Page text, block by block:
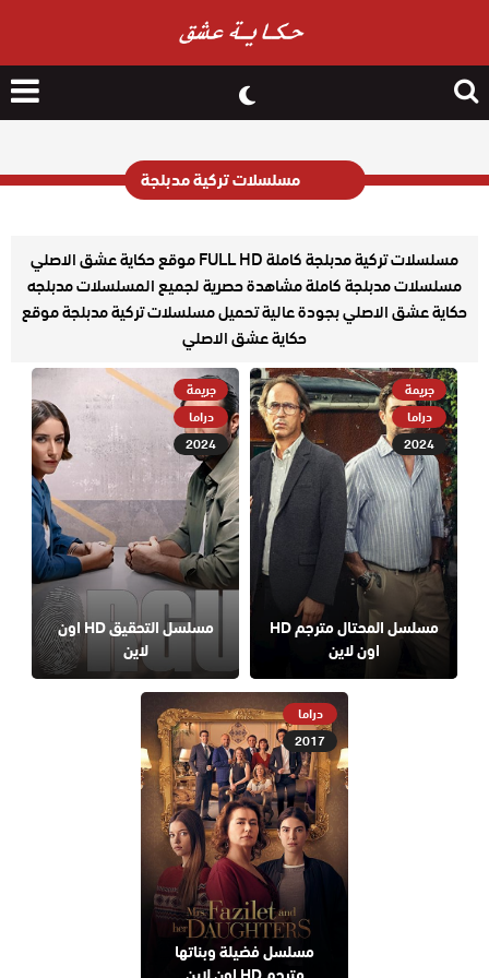
Search
مسلسلات تركية مدبلجة
مسلسلات تركية مدبلجة كاملة FULL HD موقع حكاية عشق الاصلي
مسلسلات مدبلجة كاملة مشاهدة حصرية لجميع المسلسلات مدبلجه
حكاية عشق الاصلي بجودة عالية تحميل مسلسلات تركية مدبلجة موقع
حكاية عشق الاصلي
مسلسل المحتال مترجم HD
اون لاين
جريمة
دراما
2024
مسلسل التحقيق HD اون
لاين
جريمة
دراما
2024
مسلسل فضيلة وبناتها
دراما
2017